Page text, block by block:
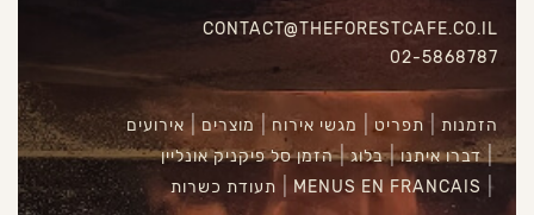
הזמנות תפריט מגשי אירוח מוצרים
אירועים
דברו איתנו
בלוג
הזמן סל פיקניק אונליין
MENUS EN FRANCAIS
תעודת כשרות
CONTACT@THEFORESTCAFE.CO.IL
02-5868787